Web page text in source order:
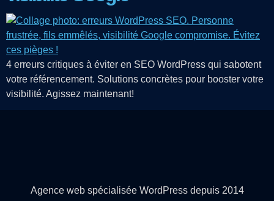
4 erreurs critiques à éviter en SEO WordPress qui sabotent
votre référencement. Solutions concrètes pour booster votre
visibilité. Agissez maintenant!
Agence web spécialisée WordPress depuis 2014